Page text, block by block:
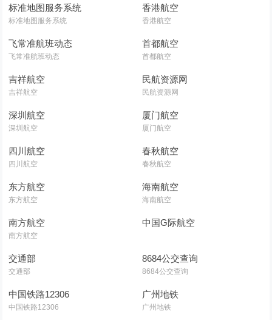
标准地图服务系统
标准地图服务系统
香港航空
香港航空
飞常准航班动态
飞常准航班动态
首都航空
首都航空
吉祥航空
吉祥航空
民航资源网
民航资源网
深圳航空
深圳航空
厦门航空
厦门航空
四川航空
四川航空
春秋航空
春秋航空
东方航空
东方航空
海南航空
海南航空
南方航空
南方航空
中国G际航空
交通部
交通部
8684公交查询
8684公交查询
中国铁路12306
中国铁路12306
广州地铁
广州地铁